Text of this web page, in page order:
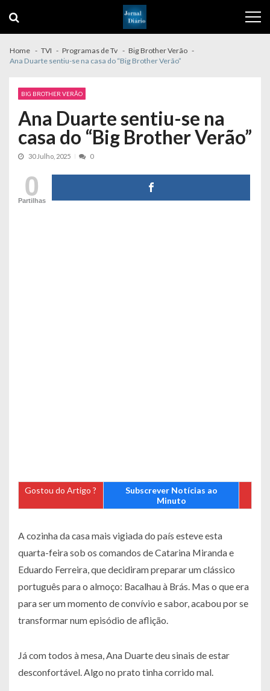
navigation
content
Home TVI Programas de Tv
Big Brother Verão
Ana Duarte sentiu-se na casa do “Big Brother Verão”
BIG BROTHER VERÃO
Ana Duarte sentiu-se na
casa do “Big Brother Verão”
30 Julho, 2025 0
0
Partilhas
Gostou do Artigo ?
Subscrever Notícias ao
Minuto
A cozinha da casa mais vigiada do país esteve esta
quarta-feira sob os comandos de Catarina Miranda e
Eduardo Ferreira, que decidiram preparar um clássico
português para o almoço: Bacalhau à Brás. Mas o que era
para ser um momento de convívio e sabor, acabou por se
transformar num episódio de aflição.
Já com todos à mesa, Ana Duarte deu sinais de estar
desconfortável. Algo no prato tinha corrido mal.